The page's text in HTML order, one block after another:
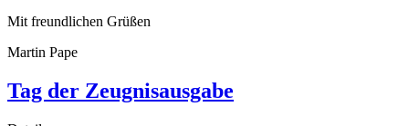
Mit freundlichen Grüßen
Martin Pape
Tag der Zeugnisausgabe